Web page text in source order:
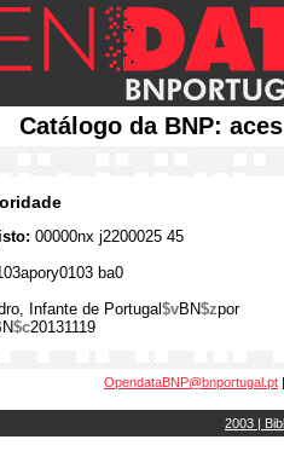
Catálogo da BNP:
00000nx j2200025 45
ba0
Infante de Portugal$vBN$zpor
$c20131119
OpendataBNP@bnportugal.pt
2003 |